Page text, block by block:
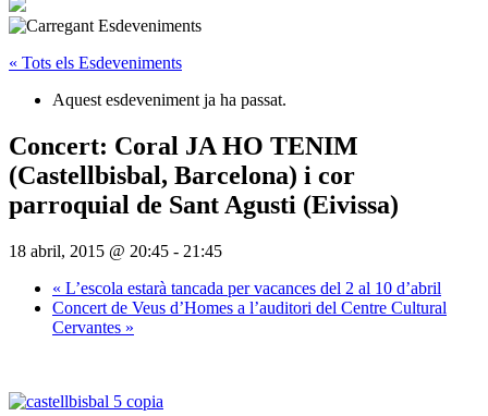
« Tots els Esdeveniments
Aquest esdeveniment ja ha passat.
Concert: Coral JA HO TENIM
(Castellbisbal, Barcelona) i cor
parroquial de Sant Agusti (Eivissa)
18 abril, 2015 @ 20:45 - 21:45
« L’escola estarà tancada per vacances del 2 al 10 d’abril
Concert de Veus d’Homes a l’auditori del Centre Cultural
Cervantes »